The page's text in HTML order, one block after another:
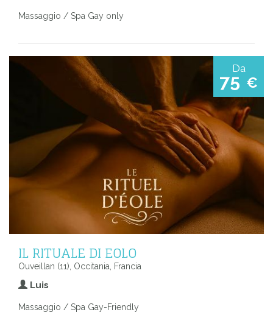
Massaggio / Spa Gay only
Da
75 €
IL RITUALE DI EOLO
Ouveillan (11), Occitania, Francia
Luis
Massaggio / Spa Gay-Friendly